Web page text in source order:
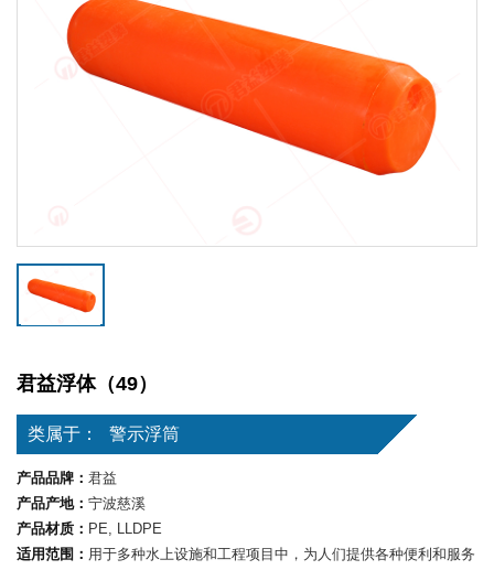
君益浮体（49）
类属于： 警示浮筒
产品品牌： 君益
产品产地： 宁波慈溪
产品材质： PE, LLDPE
适用范围： 用于多种水上设施和工程项目中，为人们提供各种便利和服务